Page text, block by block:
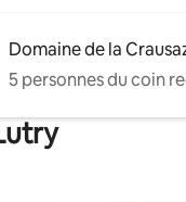
Domaine de la
5 personnes du coin